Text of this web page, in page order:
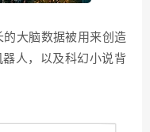
大脑数据被用来创造
人，以及科幻小说背